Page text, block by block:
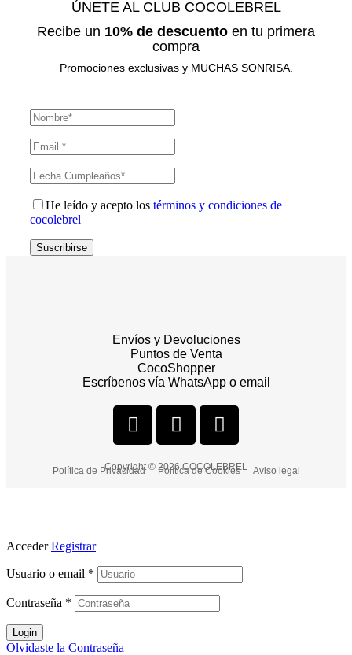
ÚNETE AL CLUB COCOLEBREL
Recibe un 10% de descuento en tu primera
compra
Promociones exclusivas y MUCHAS SONRISA.
He leído y acepto los términos y condiciones de
cocolebrel
Suscribirse
Envíos y Devoluciones
Puntos de Venta
CocoShopper
Escríbenos vía WhatsApp o email
Copyright © 2026 COCOLEBREL
Política de Privacidad Política de Cookies Aviso legal
Acceder Registrar
Usuario o email *
Contraseña *
Login
Olvidaste la Contraseña